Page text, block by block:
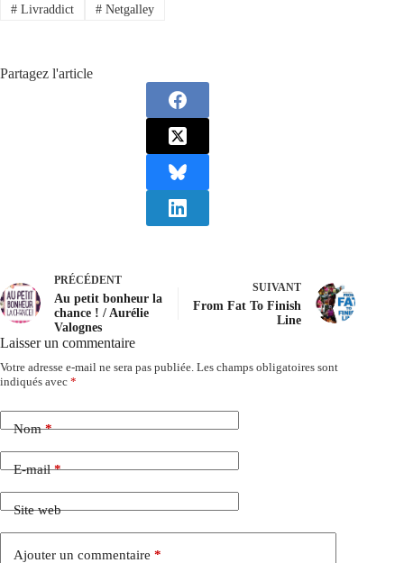
#Livraddict #Netgalley
Partagez l'article
PRÉCÉDENT
Au petit bonheur la
chance ! / Aurélie
Valognes
SUIVANT
From Fat To Finish
Line
Laisser un commentaire
Votre adresse e-mail ne sera pas publiée. Les champs obligatoires sont
indiqués avec *
Nom*
E-mail*
Site web
Ajouter un commentaire *